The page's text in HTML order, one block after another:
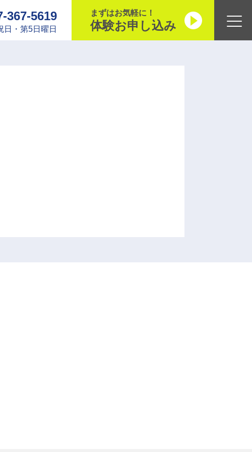
367-5619
日・第5日曜日
まずはお気軽に！
体験お申し込み